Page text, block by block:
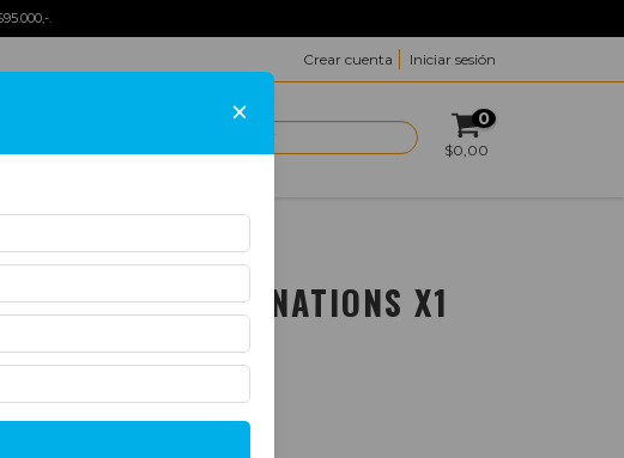
.
Crear cuenta Iniciar sesión
0
$0,00
CORONATIONS X1
×